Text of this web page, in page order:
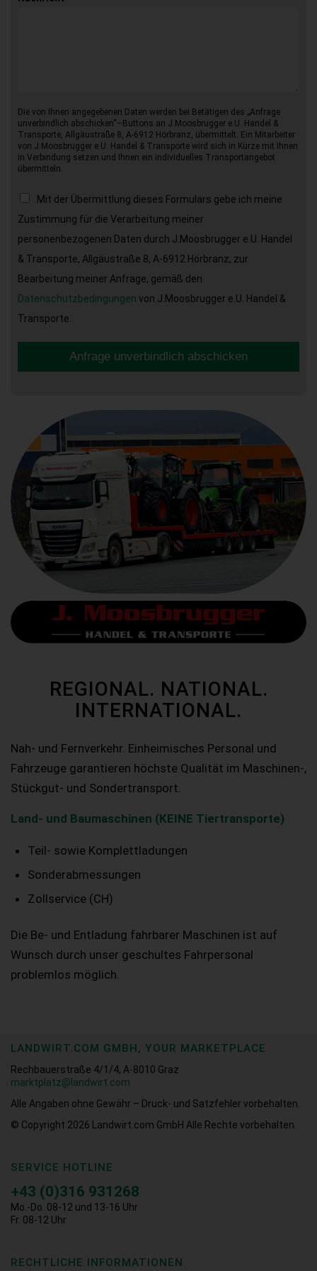
Die von Ihnen angegebenen Daten werden bei Betätigen des „Anfrage
unverbindlich abschicken“–Buttons an J.Moosbrugger e.U. Handel &
Transporte, Allgäustraße 8, A-6912 Hörbranz, übermittelt. Ein Mitarbeiter
von J.Moosbrugger e.U. Handel & Transporte wird sich in Kürze mit Ihnen
in Verbindung setzen und Ihnen ein individuelles Transportangebot
übermitteln.
Mit der Übermittlung dieses Formulars gebe ich meine
Zustimmung für die Verarbeitung meiner
personenbezogenen Daten durch J.Moosbrugger e.U. Handel
& Transporte, Allgäustraße 8, A-6912 Hörbranz, zur
Bearbeitung meiner Anfrage, gemäß den
Datenschutzbedingungen von J.Moosbrugger e.U. Handel &
Transporte.
Anfrage unverbindlich abschicken
REGIONAL. NATIONAL.
INTERNATIONAL.
Nah- und Fernverkehr. Einheimisches Personal und
Fahrzeuge garantieren höchste Qualität im Maschinen-,
Stückgut- und Sondertransport.
Land- und Baumaschinen (KEINE Tiertransporte)
Teil- sowie Komplettladungen
Sonderabmessungen
Zollservice (CH)
Die Be- und Entladung fahrbarer Maschinen ist auf
Wunsch durch unser geschultes Fahrpersonal
problemlos möglich.
LANDWIRT.COM GMBH, YOUR MARKETPLACE
Rechbauerstraße 4/1/4, A-8010 Graz
marktplatz@landwirt.com
Alle Angaben ohne Gewähr – Druck- und Satzfehler vorbehalten.
© Copyright 2026
Landwirt.com GmbH Alle Rechte vorbehalten.
SERVICE HOTLINE
+43 (0)316 931268
Mo.-Do. 08-12 und 13-16 Uhr
Fr. 08-12 Uhr
RECHTLICHE INFORMATIONEN